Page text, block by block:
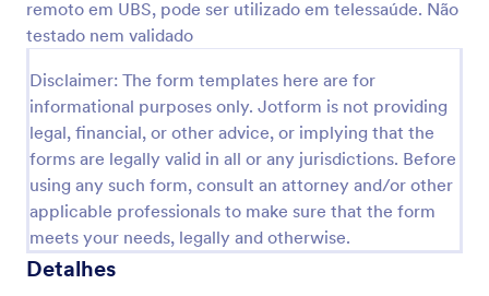
remoto em UBS, pode ser utilizado em telessaúde. Não
testado nem validado
Disclaimer: The form templates here are for
informational purposes only. Jotform is not providing
legal, financial, or other advice, or implying that the
forms are legally valid in all or any jurisdictions. Before
using any such form, consult an attorney and/or other
applicable professionals to make sure that the form
meets your needs, legally and otherwise.
Detalhes
o formulário em seu website, compartilhá-lo com
um link, ou pedir aos pacientes que o preencham
pessoalmente no tablet ou computador do seu
consultório. Você pode até mesmo converter os
envios em PDFs automaticamente, sendo fácil de
baixar ou imprimir em um clique. Deseja fazer este
formulário de inscrição corresponder à sua marca?
Adicione sua logo, altere a imagem de fundo, ou
adicione mais campos de formulário para coletar o
histórico médico de seus clientes ao mesmo tempo.
Você pode até mesmo sincronizar os envios ou PDFs
para mais de 100 plataformas populares, incluindo
Google Drive, Dropbox, Box, e muito mais! Lembre-
Visualizar